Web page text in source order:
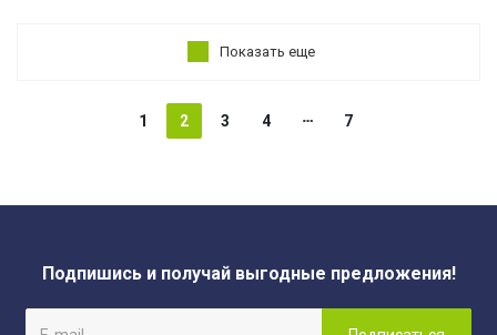
Показать еще
1 2 3 4 7
Подпишись и получай выгодные предложения!